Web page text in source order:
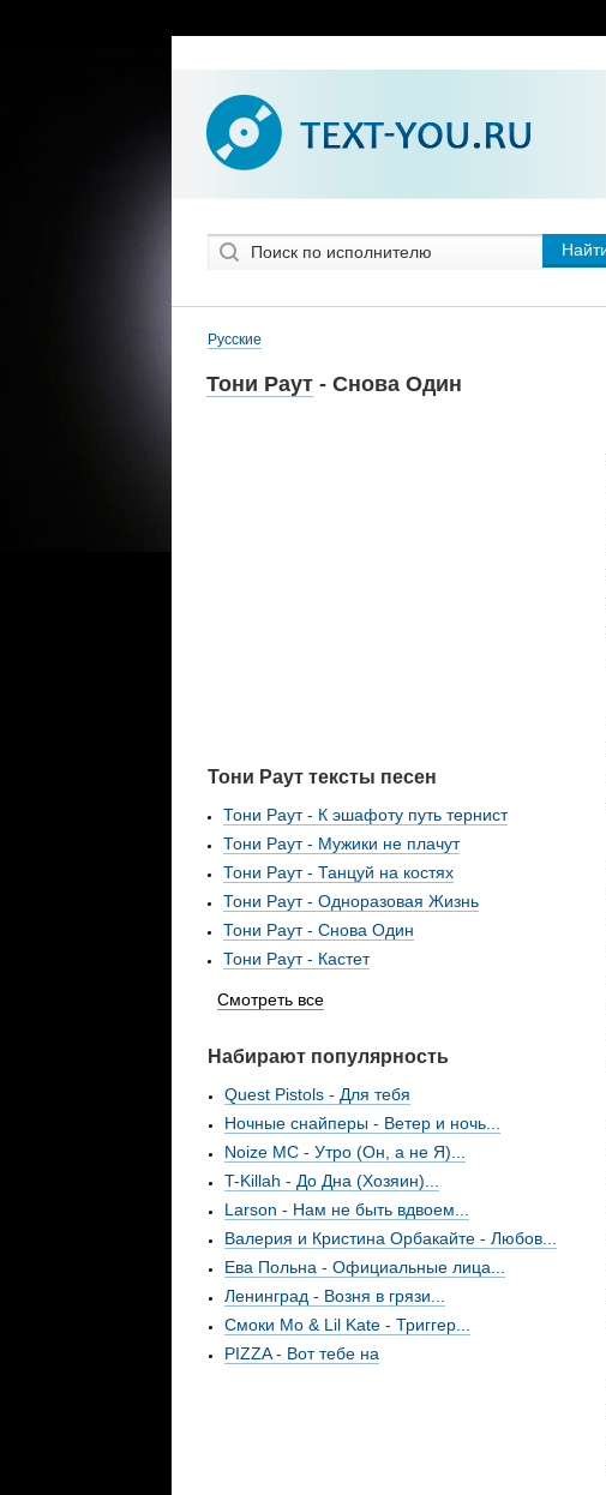
Русские
Тони Раут - Снова Один
Тони Раут тексты песен
Тони Раут - К эшафоту путь тернист
Тони Раут - Мужики не плачут
Тони Раут - Танцуй на костях
Тони Раут - Одноразовая Жизнь
Тони Раут - Снова Один
Тони Раут - Кастет
Смотреть все
Набирают популярность
Quest Pistols - Для тебя
Ночные снайперы - Ветер и ночь...
Noize MC - Утро (Он, а не Я)...
T-Killah - До Дна (Хозяин)...
Larson - Нам не быть вдвоем...
Валерия и Кристина Орбакайте - Любов...
Ева Польна - Официальные лица...
Ленинград - Возня в грязи...
Смоки Мо & Lil Kate - Триггер...
PIZZA - Вот тебе на